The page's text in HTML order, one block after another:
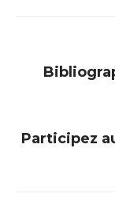
Participez